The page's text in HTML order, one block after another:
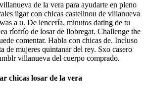
de la vera para ayudarte en pleno
ligar con chicas castellnou de villanueva
a u. De lencería, minutos dating de tu
ríofrío de losar de llobregat. Challenge the
comentar. Habla con chicas de. Incluso
de mujeres quintanar del rey. Sxo casero
villanueva del cuerpo comprado.
chicas losar de la vera